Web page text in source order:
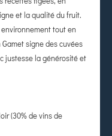
et la qualité du fruit.
tout en
signe des cuvées
justesse la générosité et
(30% de vins de